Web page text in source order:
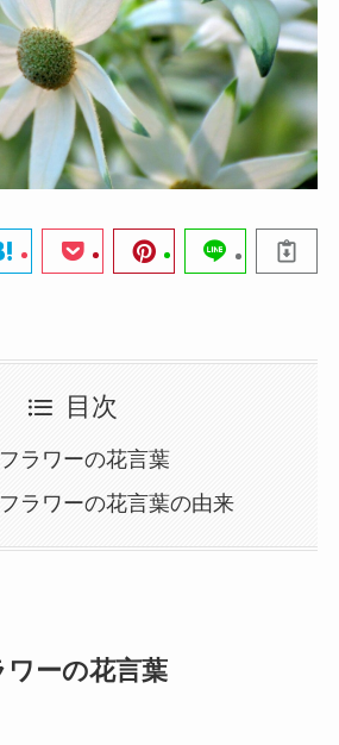
目次
ラワーの花言葉
ラワーの花言葉の由来
ーの花言葉